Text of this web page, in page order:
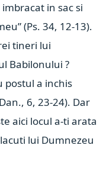
in sac si
(Ps. 34, 12-13).
tineri lui
Babilonului ?
postul a inchis
6, 23-24). Dar
aici locul a-ti arata
lui Dumnezeu